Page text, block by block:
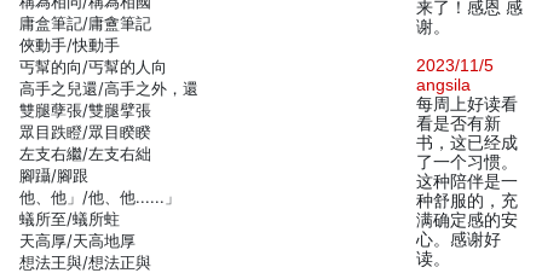
庸盒筆記/庸盦筆記
俠動手/快動手
丐幫的向/丐幫的人向
高手之兒還/高手之外，還
雙腿孽張/雙腿擘張
眾目跌瞪/眾目睽睽
左支右繼/左支右絀
腳躡/腳跟
他、他」/他、他......」
蟻所至/蟻所蛀
天高厚/天高地厚
想法王與/想法正與
来了！感恩 感
谢。
2023/11/5
angsila
每周上好读看
看是否有新
书，这已经成
了一个习惯。
这种陪伴是一
种舒服的，充
满确定感的安
心。感谢好
读。